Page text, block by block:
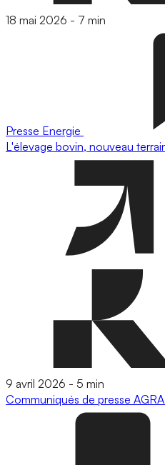
18 mai 2026 - 7 min
Presse Energie
L'élevage bovin, nouveau
9 avril 2026 - 5 min
Communiqués de presse